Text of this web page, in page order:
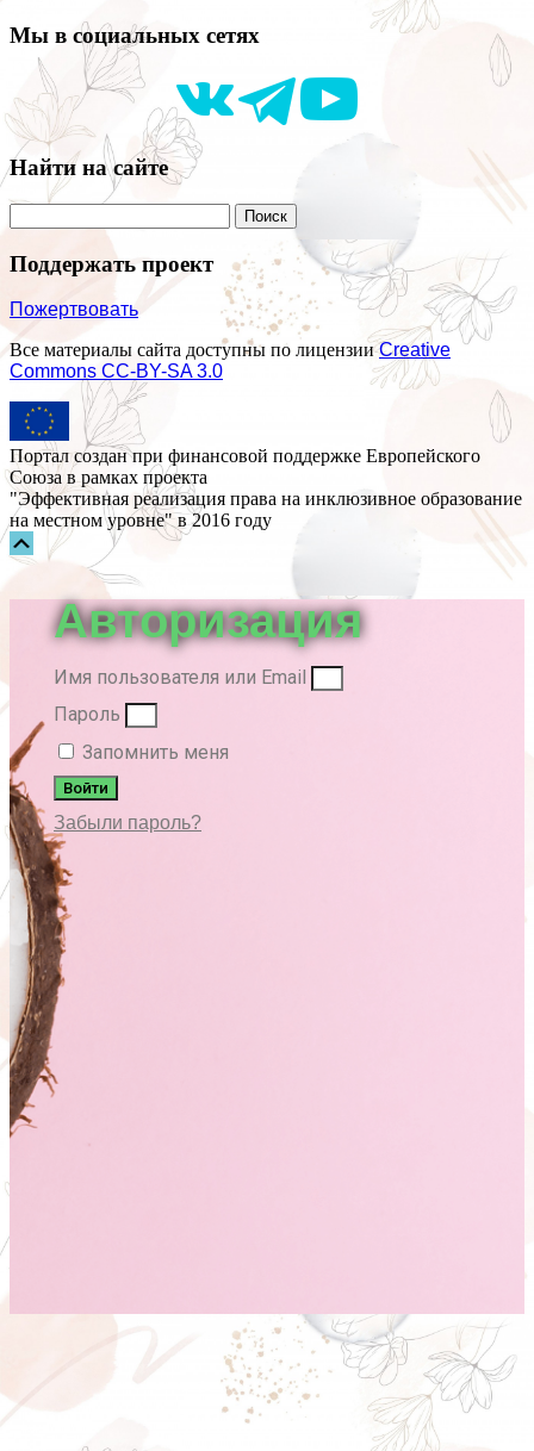
Мы в социальных сетях
Найти на сайте
Поддержать проект
Пожертвовать
Все материалы сайта доступны по лицензииCreative
Commons СС-BY-SA 3.0
Портал создан при финансовой поддержке Европейского
Союза в рамках проекта
"Эффективная реализация права на инклюзивное образование
на местном уровне" в 2016 году
Прокрутка
вверх
Авторизация
Имя пользователя или Email
Пароль
Запомнить меня
Войти
Забыли пароль?